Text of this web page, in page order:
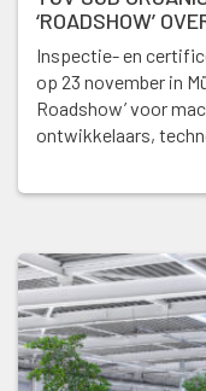
‘ROADSHOW’
Inspectie- en
op 23 november in
Roadshow’ voor
ontwikkelaars,